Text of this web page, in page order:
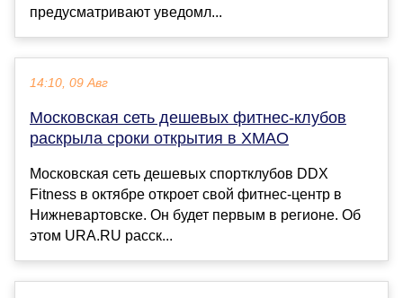
предусматривают уведомл...
14:10, 09 Авг
Московская сеть дешевых фитнес-клубов
раскрыла сроки открытия в ХМАО
Московская сеть дешевых спортклубов DDX
Fitness в октябре откроет свой фитнес-центр в
Нижневартовске. Он будет первым в регионе. Об
этом URA.RU расск...